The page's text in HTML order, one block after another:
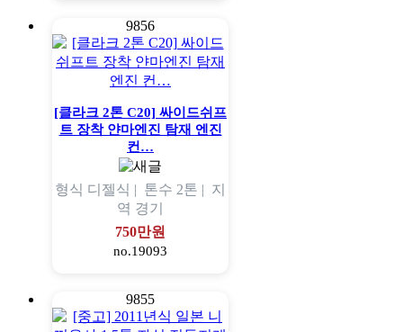
9856
[클라크 2톤 C20] 싸이드쉬프
트 장착 얀마엔진 탐재 엔진
컨…
형식 디젤식 | 톤수 2톤 | 지
역 경기
750만원
no.19093
9855